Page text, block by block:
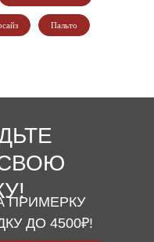
Пальто
ПРИМЕРКУ
ДО 4500₽!